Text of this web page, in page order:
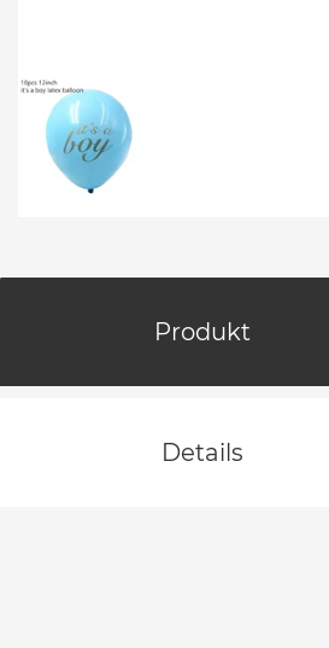
Produkt
Details